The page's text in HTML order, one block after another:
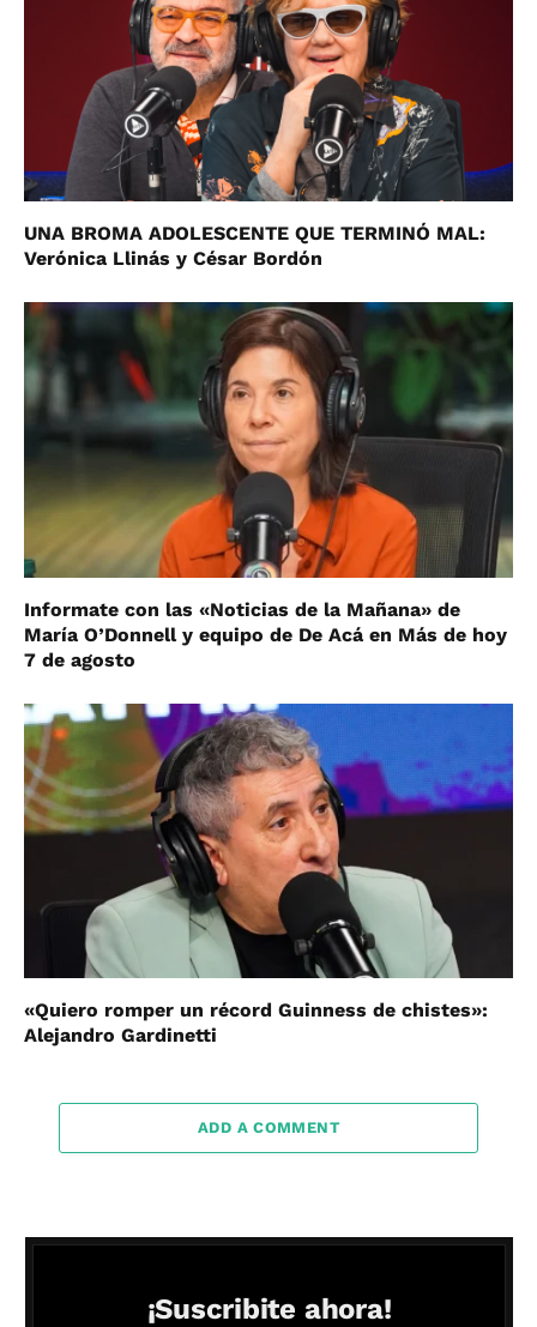
UNA BROMA ADOLESCENTE QUE TERMINÓ MAL:
Verónica Llinás y César Bordón
Informate con las «Noticias de la Mañana» de
María O’Donnell y equipo de De Acá en Más de hoy
7 de agosto
«Quiero romper un récord Guinness de chistes»:
Alejandro Gardinetti
ADD A COMMENT
¡Suscribite ahora!